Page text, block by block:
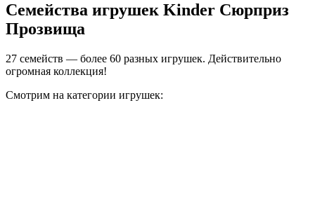
Семейства игрушек Kinder Сюрприз
Прозвища
27 семейств — более 60 разных игрушек. Действительно
огромная коллекция!
Смотрим на категории игрушек: